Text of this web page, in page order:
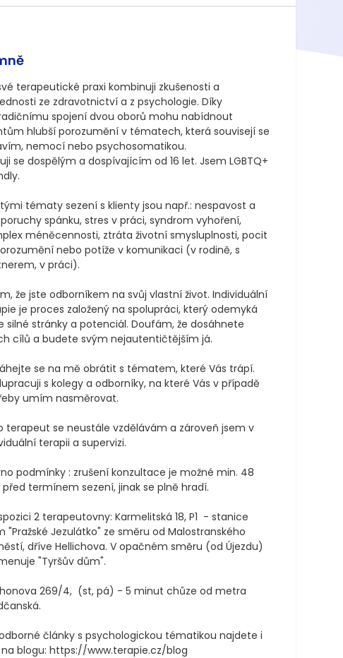
terapeutické praxi kombinuji zkušenosti a
ze zdravotnictví a z psychologie. Díky
spojení dvou oborů mohu nabídnout
hlubší porozumění v tématech, která souvisejí se
nemocí nebo psychosomatikou.
se dospělým a dospívajícím od 16 let. Jsem LGBTQ+
tématy sezení s klienty jsou např.: nespavost a
spánku, stres v práci, syndrom vyhoření,
méněcennosti, ztráta životní smysluplnosti, pocit
nebo potíže v komunikaci (v rodině, s
v práci).
že jste odborníkem na svůj vlastní život. Individuální
je proces založený na spolupráci, který odemyká
silné stránky a potenciál. Doufám, že dosáhnete
cílů a budete svým nejautentičtějším já.
se na mě obrátit s tématem, které Vás trápí.
s kolegy a odborníky, na které Vás v případě
umím nasměrovat.
terapeut se neustále vzdělávám a zároveň jsem v
terapii a supervizi.
podmínky : zrušení konzultace je možné min. 48
termínem sezení, jinak se plně hradí.
2 terapeutovny: Karmelitská 18, P1  - stanice
"Pražské Jezulátko" ze směru od Malostranského
dříve Hellichova. V opačném směru (od Újezdu)
"Tyršův dům".
269/4,  (st, pá) - 5 minut chůze od metra
články s psychologickou tématikou najdete i
na blogu: https://www.terapie.cz/blog